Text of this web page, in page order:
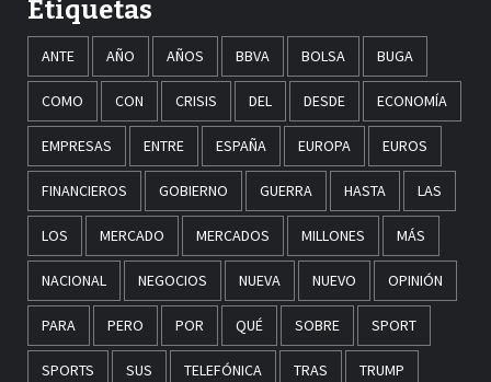
Etiquetas
ANTE AÑO AÑOS BBVA BOLSA BUGA
COMO CON CRISIS DEL DESDE ECONOMÍA
EMPRESAS ENTRE ESPAÑA EUROPA EUROS
FINANCIEROS GOBIERNO GUERRA HASTA LAS
LOS MERCADO MERCADOS MILLONES MÁS
NACIONAL NEGOCIOS NUEVA NUEVO OPINIÓN
PARA PERO POR QUÉ SOBRE SPORT
SPORTS SUS TELEFÓNICA TRAS TRUMP